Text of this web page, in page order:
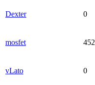
Dexter 0
mosfet 452
vLato 0